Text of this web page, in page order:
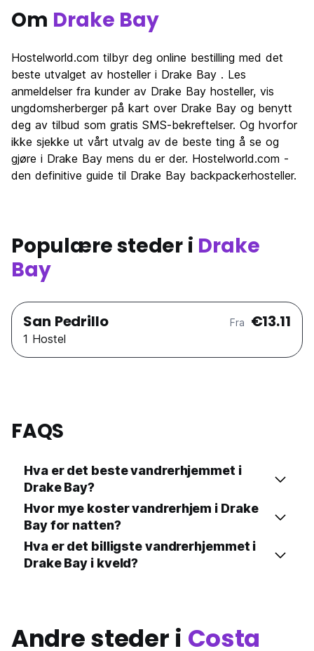
Om Drake Bay
Hostelworld.com tilbyr deg online bestilling med det
beste utvalget av hosteller i Drake Bay . Les
anmeldelser fra kunder av Drake Bay hosteller, vis
ungdomsherberger på kart over Drake Bay og benytt
deg av tilbud som gratis SMS-bekreftelser. Og hvorfor
ikke sjekke ut vårt utvalg av de beste ting å se og
gjøre i Drake Bay mens du er der. Hostelworld.com -
den definitive guide til Drake Bay backpackerhosteller.
Populære steder i Drake
Bay
San Pedrillo Fra €13.11
1 Hostel
FAQS
Hva er det beste vandrerhjemmet i
Drake Bay?
Hvor mye koster vandrerhjem i Drake
Bay for natten?
Hva er det billigste vandrerhjemmet i
Drake Bay i kveld?
Andre steder i Costa